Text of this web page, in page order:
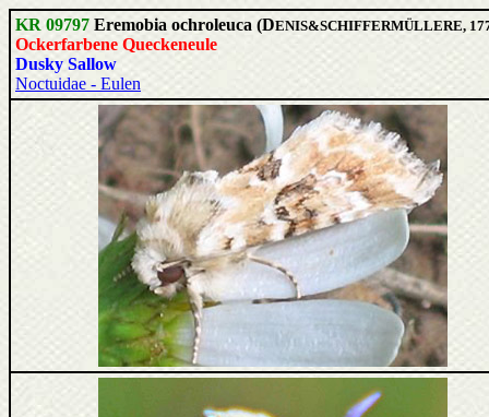
KR 09797 Eremobia ochroleuca (DENIS&SCHIFFERMÜLLERE,
Ockerfarbene Queckeneule
Dusky Sallow
Noctuidae - Eulen